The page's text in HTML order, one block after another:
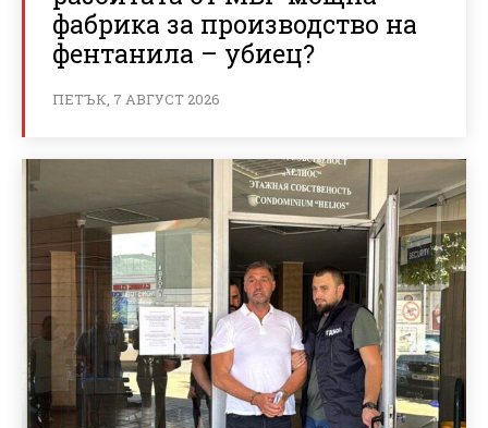
фабрика за производство на
фентанила – убиец?
ПЕТЪК, 7 АВГУСТ 2026